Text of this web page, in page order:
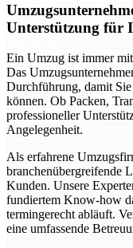
Unterstützung für
Ein Umzug ist immer
Das
Durchführung, damit
können. Ob Packen,
professioneller
Angelegenheit.
Als erfahrene
branchenübergreifende
Kunden. Unsere
fundiertem Know-how
termingerecht abläuft.
eine umfassende